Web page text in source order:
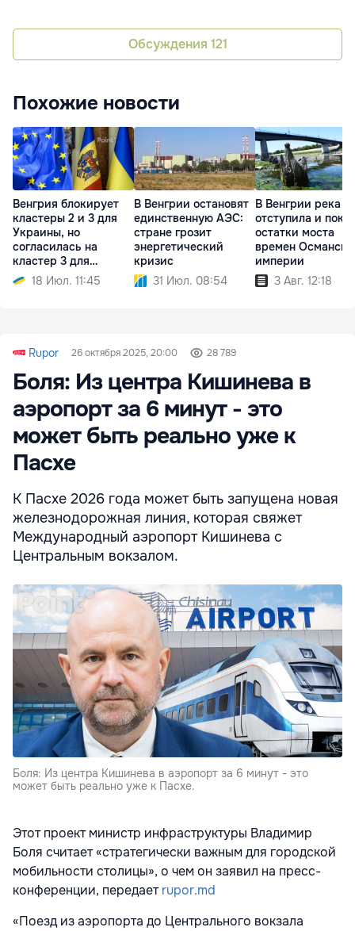
Обсуждения 121
Похожие новости
Венгрия блокирует
кластеры 2 и 3 для
Украины, но
согласилась на
кластер 3 для
Молдовы
18 Июл. 11:45
В Венгрии остановят
единственную АЭС:
стране грозит
энергетический
кризис
31 Июл. 08:54
В Венгрии река
отступила и
остатки моста
времен
империи
3 Авг. 12:18
Rupor 26 октября 2025, 20:00 28 789
Боля: Из центра Кишинева в
аэропорт за 6 минут - это
может быть реально уже к
Пасхе
К Пасхе 2026 года может быть запущена новая
железнодорожная линия, которая свяжет
Международный аэропорт Кишинева с
Центральным вокзалом.
Боля: Из центра Кишинева в аэропорт за 6 минут - это
может быть реально уже к Пасхе.
Этот проект министр инфраструктуры Владимир
Боля считает «стратегически важным для городской
мобильности столицы», о чем он заявил на пресс-
конференции, передаетrupor.md
«Поезд из аэропорта до Центрального вокзала